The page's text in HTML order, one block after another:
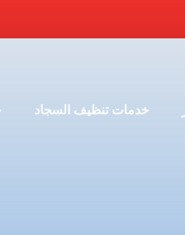
خدمات تنظيف السجاد